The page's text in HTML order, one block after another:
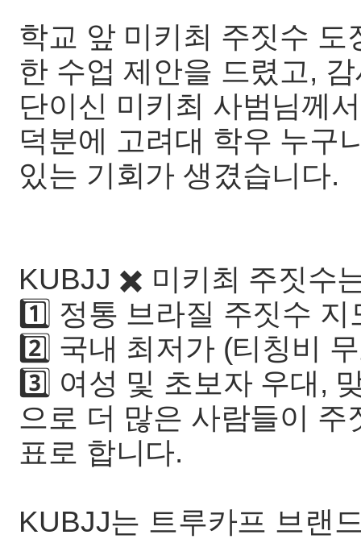
학교 앞 미키최 주짓수
한 수업 제안을 드렸고,
단이신 미키최 사범님께
덕분에 고려대 학우 누구
있는 기회가 생겼습니다.
KUBJJ ✖️ 미키최 주짓수
1️⃣ 정통 브라질 주짓수 지
2️⃣ 국내 최저가 (티칭비
3️⃣ 여성 및 초보자 우대,
으로 더 많은 사람들이
표로 합니다.
KUBJJ는 트루카프 브랜